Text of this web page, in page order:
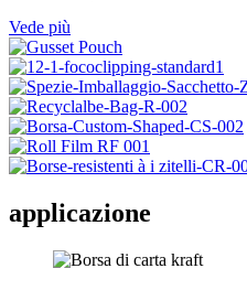
Vede più
applicazione